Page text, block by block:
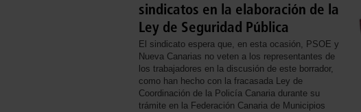
sindicatos en la elaboración de la
Ley de Seguridad Pública
El sindicato espera que, en esta ocasión, PSOE y
Nueva Canarias no veten a los representantes de
los trabajadores en la discusión de este borrador,
como han hecho con la fracasada Ley de
Coordinación de la Policía Canaria durante su
trámite en la Federación Canaria de Municipios